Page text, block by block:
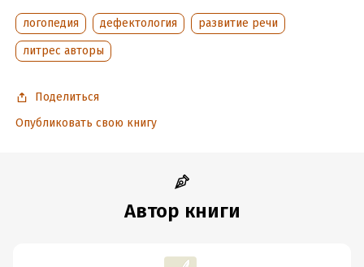
логопедия дефектология
развитие речи
литрес авторы
Поделиться
Опубликовать свою книгу
Автор книги